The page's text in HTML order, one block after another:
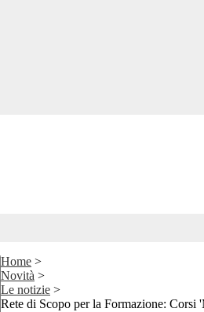
Home >
Novità >
Le notizie >
Rete di Scopo per la Formazione: Corsi